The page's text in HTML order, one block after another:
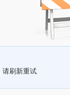
请刷新重试